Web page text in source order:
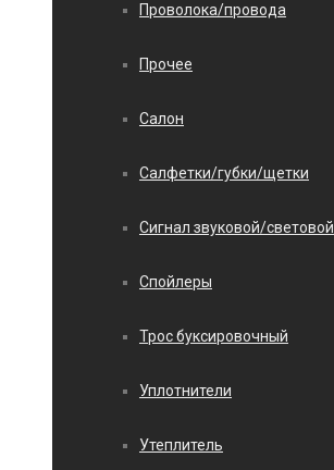
Проволока/провода
Прочее
Салон
Салфетки/губки/щетки
Сигнал звуковой/световой
Спойлеры
Трос буксировочный
Уплотнители
Утеплитель